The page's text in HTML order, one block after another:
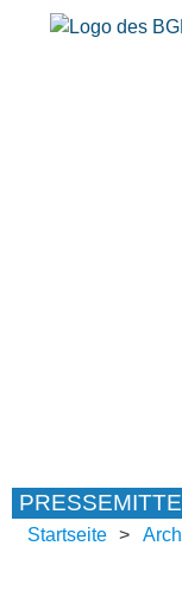
Startseite >